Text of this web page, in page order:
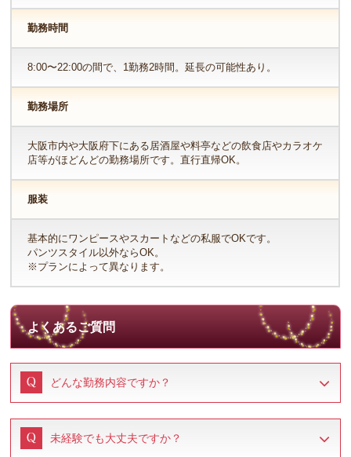
勤務時間
8:00〜22:00の間で、1勤務2時間。延長の可能性あり。
勤務場所
大阪市内や大阪府下にある居酒屋や料亭などの飲食店やカラオケ
店等がほどんどの勤務場所です。直行直帰OK。
服装
基本的にワンピースやスカートなどの私服でOKです。
パンツスタイル以外ならOK。
※プランによって異なります。
よくあるご質問
どんな勤務内容ですか？
未経験でも大丈夫ですか？